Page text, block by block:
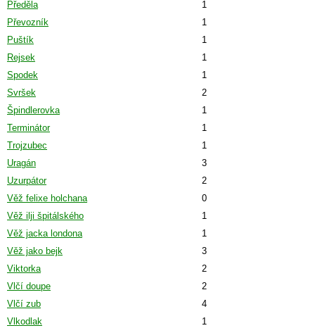
Předěla
1
Převozník
1
Puštík
1
Rejsek
1
Spodek
1
Svršek
2
Špindlerovka
1
Terminátor
1
Trojzubec
1
Uragán
3
Uzurpátor
2
Věž felixe holchana
0
Věž ilji špitálského
1
Věž jacka londona
1
Věž jako bejk
3
Viktorka
2
Vlčí doupe
2
Vlčí zub
4
Vlkodlak
1